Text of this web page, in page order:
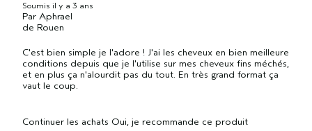
Soumis il y a 3 ans
Par Aphrael
de Rouen
C'est bien simple je l'adore ! J'ai les cheveux en bien meilleure
conditions depuis que je l'utilise sur mes cheveux fins méchés,
et en plus ça n'alourdit pas du tout. En très grand format ça
vaut le coup.
Continuer les achats Oui, je recommande ce produit